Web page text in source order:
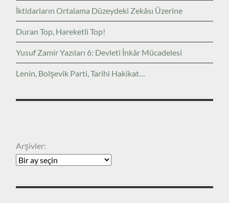
İktidarların Ortalama Düzeydeki Zekâsı Üzerine
Duran Top, Hareketli Top!
Yusuf Zamir Yazıları 6: Devleti İnkâr Mücadelesi
Lenin, Bolşevik Parti, Tarihi Hakikat…
Arşivler: